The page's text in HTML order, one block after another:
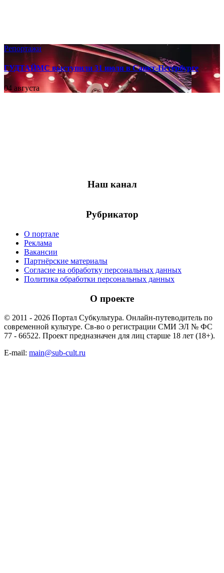
Репортажи
ГУДТАЙМС выступили 31 июля в Санкт-Петербурге
04 августа
Наш канал
Рубрикатор
О портале
Реклама
Вакансии
Партнёрские материалы
Согласие на обработку персональных данных
Политика обработки персональных данных
О проекте
© 2011 - 2026 Портал Субкультура. Онлайн-путеводитель по
современной культуре. Св-во о регистрации СМИ ЭЛ № ФС
77 - 66522. Проект предназначен для лиц старше 18 лет (18+).
E-mail: main@sub-cult.ru